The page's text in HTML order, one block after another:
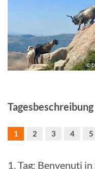
©
Tagesbeschreibung
1 2 3 4 5
1. Tag: Benvenuti in